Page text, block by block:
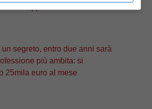
segreto, entro due anni sarà
più ambita: si
25mila euro al mese